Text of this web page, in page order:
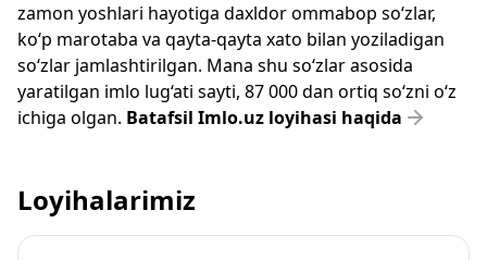
zamon yoshlari hayotiga daxldor ommabop so‘zlar,
ko‘p marotaba va qayta-qayta xato bilan yoziladigan
so‘zlar jamlashtirilgan. Mana shu so‘zlar asosida
yaratilgan imlo lug‘ati sayti, 87 000 dan ortiq so‘zni o‘z
ichiga olgan. Batafsil Imlo.uz loyihasi haqida
Loyihalarimiz